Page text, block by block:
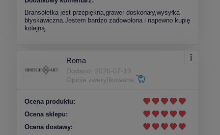
Bransoletka jest przepiękna,grawer doskonały,wysyłka
błyskawiczna.Jestem bardzo zadowolona i napewno kupię
kolejną.
Roma
Dodano: 2026-07-19
Opinia zweryfikowana
Ocena produktu:
Ocena sklepu:
Ocena dostawy: